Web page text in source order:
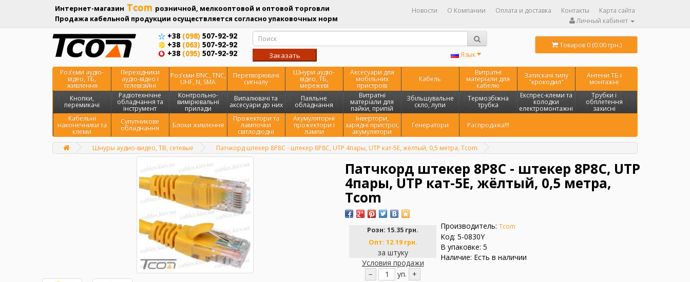
Интернет-магазин Tcom розничной, мелкооптовой и оптовой торговли
Продажа кабельной продукции осуществляется согласно упаковочных норм
Новости О Компании Оплата и доставка Контакты
Карта сайта
Личный кабинет
+38 (098) 507-92-92
+38 (063) 507-92-92
+38 (095) 507-92-92
Заказать
звонок
Язык
Товаров 0 (0.00 грн.)
Роз'єми аудіо-
відео, ТБ,
живлення
Перехідники
аудіо-відео і
телевізійні
Роз'єми BNC, TNC,
UHF, N, SMA
Перетворювачі
сигналу
Шнури аудіо-
відео, ТБ,
мережеві
Аксесуари для
мобільних
пристроїв
Кабель
Витратні
матеріали для
кабелю
Затискачі типу
"крокодил"
Антени ТБ і
монтажні
Кнопки,
перемикачі
Радіотехнічне
обладнання та
інструмент
Контрольно-
вимірювальні
прилади
Випалювачі та
аксесуари до них
Паяльне
обладнання
Витратні
матеріали для
пайки, припій
Збільшувальне
скло, лупи
Термозбіжна
трубка
Експрес-клеми та
колодки
електромонтажні
Трубки і
обплетення
захисні
Кабельні
наконечники та
клеми
Супутникове
обладнання Блоки живлення
Прожектори та
лампочки
світлодіодні
Акумуляторні
прожектори і
лампи
Інвертори,
зарядні пристрої,
акумулятори
Генератори Распродажа!!!
Главная
Шнуры аудио-видео, ТВ, сетевые Патчкорд штекер 8Р8С - штекер 8Р8С, UTP 4пары, UTP кат-5E, жёлтый, 0,5 метра, Tcom
Патчкорд штекер 8Р8С - штекер 8Р8С, UTP
4пары, UTP кат-5E, жёлтый, 0,5 метра,
Tcom
Розн: 15.35 грн.
Опт: 12.19 грн.
за штуку
Условия продажи
−
уп. +
Производитель: Tcom
Код: 5-0830Y
В упаковке: 5
Наличие: Есть в наличии